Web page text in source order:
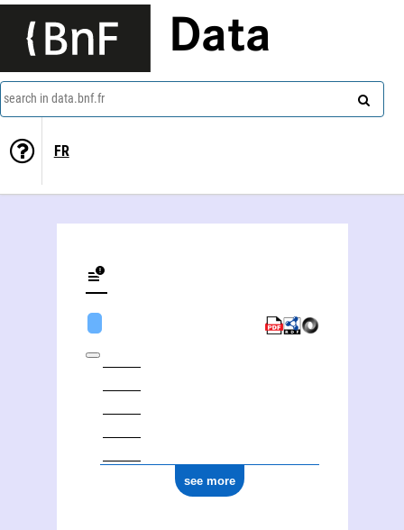
Data
search in data.bnf.fr
FR
see more